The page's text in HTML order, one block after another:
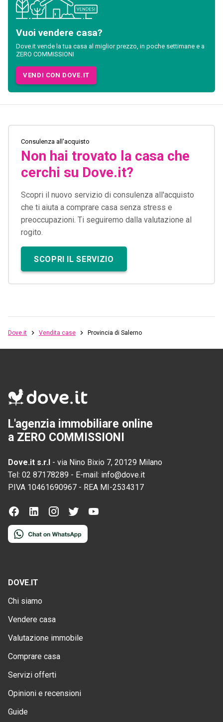
Vuoi vendere casa?
Dove.it vende la tua casa al miglior prezzo, in poche settimane e a
ZERO COMMISSIONI
VENDI CON DOVE.IT
Consulenza all'acquisto
Non hai trovato la casa che
cerchi su Dove.it?
Scopri il nuovo servizio di consulenza all'acquisto
che ti aiuta a comprare casa senza stress e
preoccupazioni. Ti seguiremo dalla valutazione al
rogito.
SCOPRI IL SERVIZIO
Dove.it Vendita case Provincia di Salerno
L'agenzia immobiliare online
a ZERO COMMISSIONI
Dove.it s.r.l - via Nino Bixio 7, 20129 Milano
Tel: 02 87178289 - E-mail: info@dove.it
P.IVA 10461690967 - REA MI-2534317
DOVE.IT
Chi siamo
Vendere casa
Valutazione immobile
Comprare casa
Servizi offerti
Opinioni e recensioni
Guide